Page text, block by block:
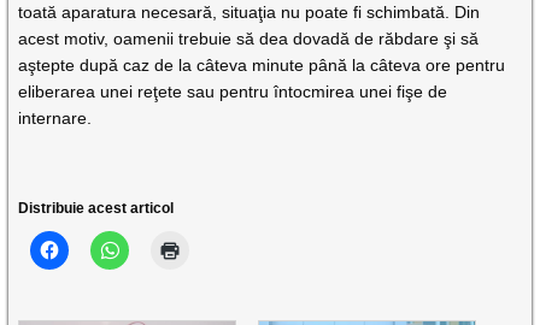
toată aparatura necesară, situaţia nu poate fi schimbată. Din
acest motiv, oamenii trebuie să dea dovadă de răbdare şi să
aştepte după caz de la câteva minute până la câteva ore pentru
eliberarea unei reţete sau pentru întocmirea unei fişe de
internare.
Distribuie acest articol